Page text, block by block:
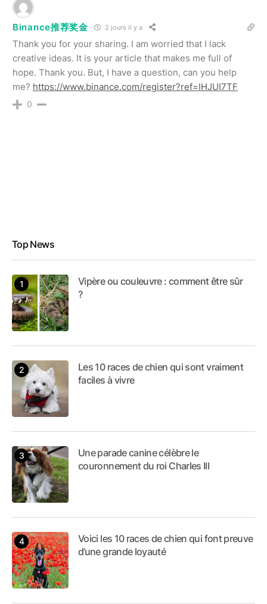
Binance推荐奖金 2 jours il y a
Thank you for your sharing. I am worried that I lack
creative ideas. It is your article that makes me full of
hope. Thank you. But, I have a question, can you help
me? https://www.binance.com/register?ref=IHJUI7TF
0
Top News
Vipère ou couleuvre : comment être sûr
?
Les 10 races de chien qui sont vraiment
faciles à vivre
Une parade canine célèbre le
couronnement du roi Charles III
Voici les 10 races de chien qui font preuve
d’une grande loyauté